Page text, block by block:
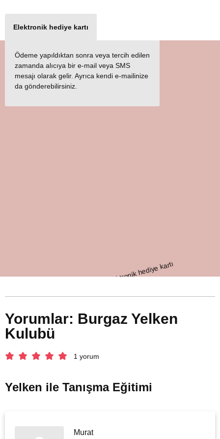
Elektronik hediye kartı
Ödeme yapıldıktan sonra veya tercih edilen
zamanda alıcıya bir e-mail veya SMS
mesajı olarak gelir. Ayrıca kendi e-mailinize
da gönderebilirsiniz.
Yorumlar: Burgaz Yelken
Kulubü
1 yorum
Yelken ile Tanışma Eğitimi
Murat